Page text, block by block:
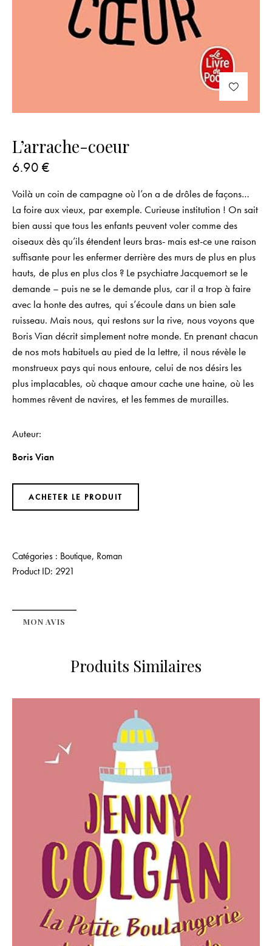
L’arrache-coeur
6.90 €
Voilà un coin de campagne où l’on a de drôles de façons…
La foire aux vieux, par exemple. Curieuse institution ! On sait
bien aussi que tous les enfants peuvent voler comme des
oiseaux dès qu’ils étendent leurs bras- mais est-ce une raison
suffisante pour les enfermer derrière des murs de plus en plus
hauts, de plus en plus clos ? Le psychiatre Jacquemort se le
demande – puis ne se le demande plus, car il a trop à faire
avec la honte des autres, qui s’écoule dans un bien sale
ruisseau. Mais nous, qui restons sur la rive, nous voyons que
Boris Vian décrit simplement notre monde. En prenant chacun
de nos mots habituels au pied de la lettre, il nous révèle le
monstrueux pays qui nous entoure, celui de nos désirs les
plus implacables, où chaque amour cache une haine, où les
hommes rêvent de navires, et les femmes de murailles.
Auteur
Boris Vian
ACHETER LE PRODUIT
Catégories : Boutique, Roman
Product ID: 2921
MON AVIS
Produits Similaires